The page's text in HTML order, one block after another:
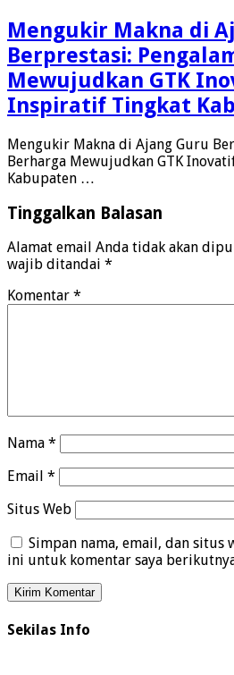
Mengukir Makna di
Berprestasi:
Mewujudkan GTK
Inspiratif Tingkat
Mengukir Makna di Ajang Guru
Berharga Mewujudkan GTK
Kabupaten …
Tinggalkan Balasan
Alamat email Anda tidak akan
wajib ditandai *
Komentar *
Nama *
Email *
Situs Web
Simpan nama, email, dan situs
ini untuk komentar saya
Sekilas Info